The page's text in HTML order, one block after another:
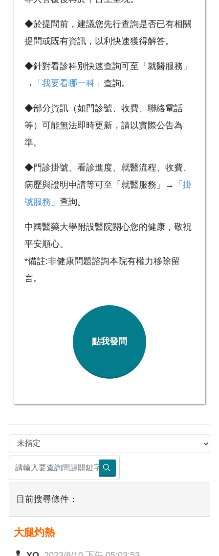
◆於提問前，建議您先行查詢是否已有相關
提問或既有資訊，以利快速獲得解答。
◆針對看診科別快速查詢可至「就醫服務」
→
「我要看哪一科」 查詢。
◆部分資訊（如門診號、收費、聯絡電話
等）可能無法即時更新，請以實際公告為
準。
◆門診掛號、看診進度、就醫流程、收費、
病歷與證明申請等可至「就醫服務」→
「掛
號服務」 查詢。
中國醫藥大學附設醫院關心您的健康，敬祝
平安順心。
*備註:非健康問題諮詢本院有權力移除留
言。
點我發問
目前搜尋條件：
大腿灼熱